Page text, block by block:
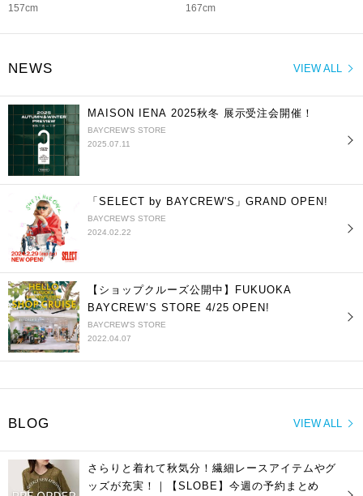
157cm
167cm
VIEW ALL
NEWS
MAISON IENA 2025秋冬 展示受注会開催！
BAYCREW'S STORE
2025.07.11
「SELECT by BAYCREW'S」GRAND OPEN!
BAYCREW'S STORE
2024.02.22
【ショップクルーズ公開中】FUKUOKA
BAYCREW’S STORE 4/25 OPEN!
BAYCREW'S STORE
2022.04.07
VIEW ALL
BLOG
さらりと着れて秋気分！繊細レースアイテムやグ
ッズが充実！｜【SLOBE】今週の予約まとめ